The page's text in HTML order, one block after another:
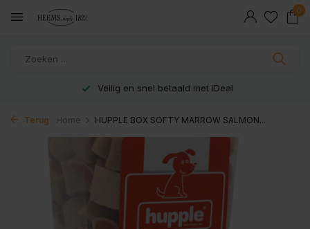
0
Veilig en snel betaald met iDeal
Terug Home HUPPLE BOX SOFTY MARROW SALMON...